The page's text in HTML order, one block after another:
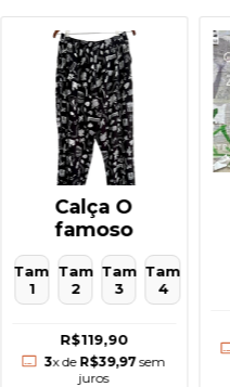
Calça O
famoso
Tam
1
Tam
2
Tam
3
Tam
4
R$119,90
3x de R$39,97sem
juros